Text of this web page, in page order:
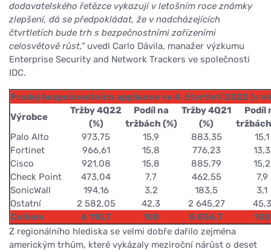
dodavatelského řetězce vykazují v letošním roce známky
zlepšení, dá se předpokládat, že v nadcházejících
čtvrtletích bude trh s bezpečnostními zařízeními
celosvětově růst,“uvedl Carlo Dávila, manažer výzkumu
Enterprise Security and Network Trackers ve společnosti
IDC.
Prodej bezpečnostních appliance ve 4. čtvrtletí 2022 (v
Výrobce
Tržby 4Q22
(%)
Podíl na
tržbách (%)
Tržby 4Q21
(%)
Podíl
Palo Alto
973,75 15,9 883,35
15,1
Fortinet
966,61 15,8 776,23
13,3
Cisco
921,08 15,8 885,79
15,2
Check Point
473,04 7,7 462,55
7,9
SonicWall
194,16 3,2 183,5
3,1
Ostatní
2 582,05 42,3 2 645,27
45,3
Celkem
6 110,7 100 5 836,7
100
Z regionálního hlediska se velmi dobře dařilo zejména
americkým trhům, které vykázaly meziroční nárůst o deset